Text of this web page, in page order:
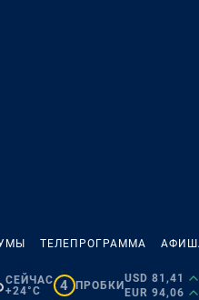
ТЕЛЕПРОГРАММА
СЕЙЧАС
+24°C
4 ПРОБКИ
USD 81,41
EUR 94,06